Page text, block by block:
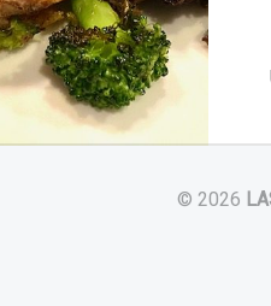
© 2026